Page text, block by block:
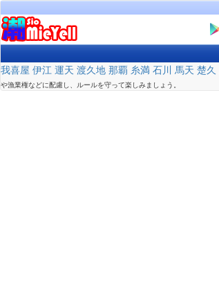
我喜屋 伊江 運天 渡久地 那覇 糸満 石川 馬天 楚久
や漁業権などに配慮し、ルールを守って楽しみましょう。